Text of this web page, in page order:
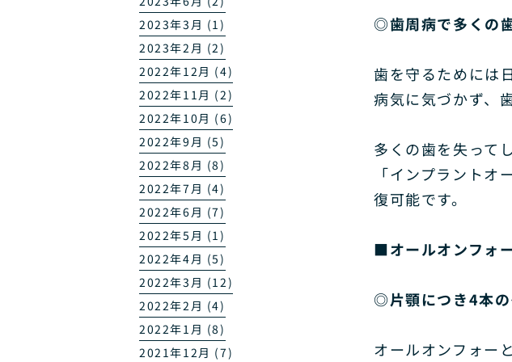
◎歯周病で多くの
歯を守るためには
病気に気づかず、
多くの歯を失って
「インプラント
復可能です。
■オールオンフォ
◎片顎につき4本の
オールオンフォー
2023年3月 (1)
2023年2月 (2)
2022年12月 (4)
2022年11月 (2)
2022年10月 (6)
2022年9月 (5)
2022年8月 (8)
2022年7月 (4)
2022年6月 (7)
2022年5月 (1)
2022年4月 (5)
2022年3月 (12)
2022年2月 (4)
2022年1月 (8)
2021年12月 (7)